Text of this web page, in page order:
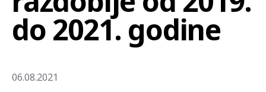
do 2021. godine
06.08.2021